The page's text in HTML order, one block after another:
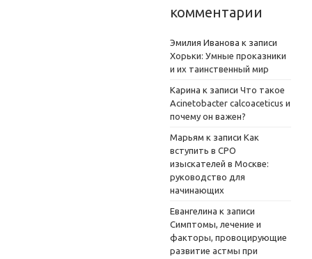
комментарии
Эмилия Иванова к записи
Хорьки: Умные проказники
и их таинственный мир
Карина к записи Что такое
Acinetobacter calcoaceticus и
почему он важен?
Марьям к записи Как
вступить в СРО
изыскателей в Москве:
руководство для
начинающих
Евангелина к записи
Симптомы, лечение и
факторы, провоцирующие
развитие астмы при